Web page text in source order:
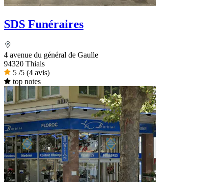
SDS Funéraires
4 avenue du général de Gaulle
94320 Thiais
5 /5 (4 avis)
top notes